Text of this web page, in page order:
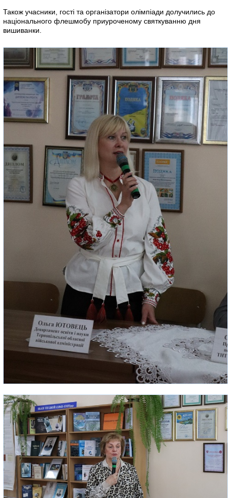
Також учасники, гості та організатори олімпіади долучились до
національного флешмобу приуроченому святкуванню дня
вишиванки.